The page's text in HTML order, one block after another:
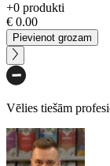
+0 produkti
€ 0.00
Pievienot grozam
Vēlies tiešām